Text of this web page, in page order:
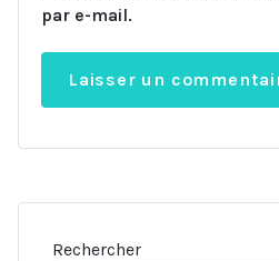
par e-mail.
Rechercher